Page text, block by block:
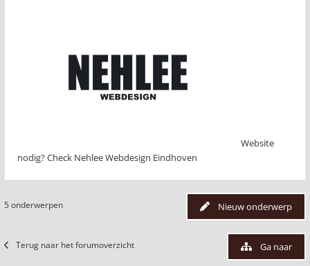
Website
nodig? Check Nehlee Webdesign Eindhoven
Nieuw onderwerp
5 onderwerpen
Terug naar het forumoverzicht Ga naar